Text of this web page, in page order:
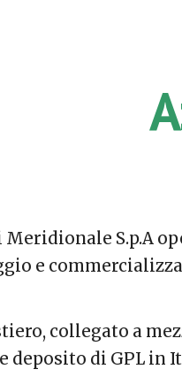
S.p.A
e
collegato a
deposito di GPL in